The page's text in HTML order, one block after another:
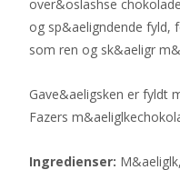
over&oslashse
og sp&aeligndende fyld,
som ren og sk&aeligr
Gave&aeligsken er fyldt
Fazers
Ingredienser: